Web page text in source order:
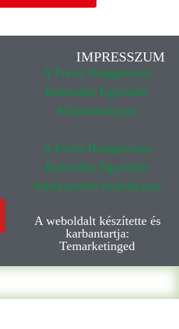
IMPRESSZUM
A Fortis Hungarorum
Kulturális Egyesület
Alapszabályzata
A Fortis Hungarorum
Kulturális Egyesület
Adatkezelési Szabályzata
A weboldalt készítette és
karbantartja:
Temarketinged